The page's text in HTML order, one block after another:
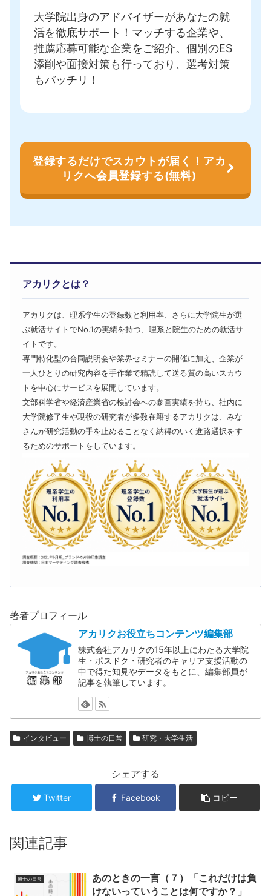
大学院出身のアドバイザーがあなたの就
活を徹底サポート！ マッチする企業や、
推薦応募可能な企業をご紹介。個別のES
添削や面接対策も行っており、選考対策
もバッチリ！
登録するだけでスカウトが届く！アカ
リクへ会員登録する(無料)
アカリクとは？
アカリクは、理系学生の登録数と利用率、さらに大学院生が選
ぶ就活サイトでNo.1の実績を持つ、理系と院生のための就活サ
イトです。
専門特化型の合同説明会や業界セミナーの開催に加え、企業が
一人ひとりの研究内容を手作業で精読して送る質の高いスカウ
トを中心にサービスを展開しています。
文部科学省や経済産業省の検討会への参画実績を持ち、社内に
大学院修了生や現役の研究者が多数在籍するアカリクは、みな
さんが研究活動の手を止めることなく納得のいく進路選択をす
るためのサポートをしています。
著者プロフィール
アカリクお役立ちコンテンツ編集部
株式会社アカリクの15年以上にわたる大学院
生・ポスドク・研究者のキャリア支援活動の
中で得た知見やデータをもとに、編集部員が
記事を執筆しています。
インタビュー 博士の日常 研究・大学生活
シェアする
Twitter Facebook コピー
関連記事
博士の日常
あのときの一言（７）「これだけは負
けないっていうことは何ですか？」